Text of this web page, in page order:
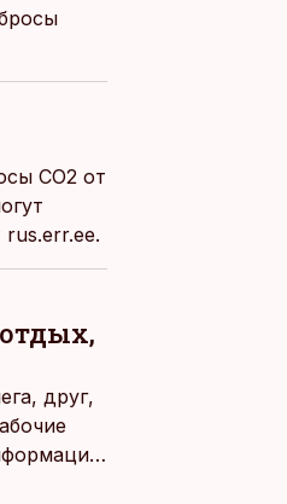
CO2 от
rus.err.ee.
друг,